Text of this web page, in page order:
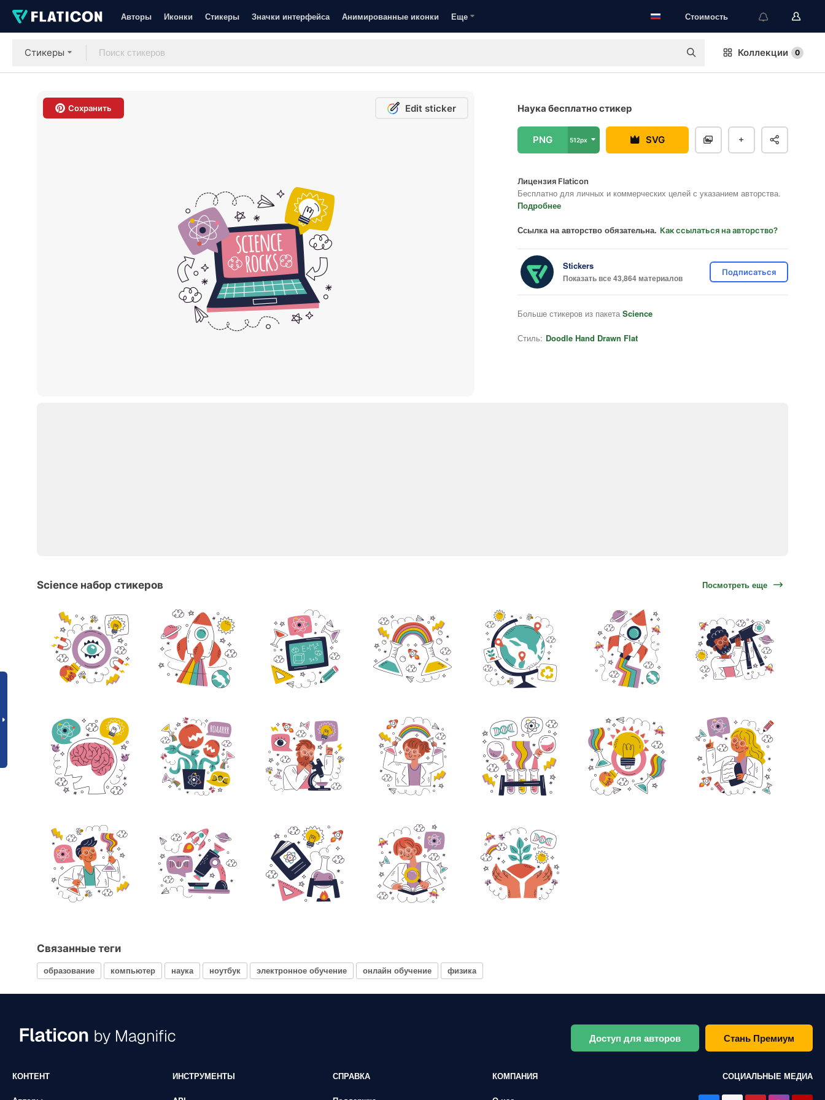
Авторы Иконки Стикеры Значки интерфейса Анимированные иконки Еще Стоимость
Стикеры Коллекции 0
Сохранить Edit sticker Наука бесплатно стикер
PNG 512px SVG
Лицензия Flaticon
Бесплатно для личных и коммерческих целей с указанием авторства.
Подробнее
Ссылка на авторство обязательна. Как ссылаться на авторство?
Stickers
Показать все 43,864 материалов
Подписаться
Больше стикеров из пакета Science
Стиль: Doodle Hand Drawn Flat
Science набор стикеров Посмотреть еще
Связанные теги
образование компьютер наука ноутбук электронное обучение онлайн обучение физика
Доступ для авторов Стань Премиум
КОНТЕНТ ИНСТРУМЕНТЫ СПРАВКА КОМПАНИЯ СОЦИАЛЬНЫЕ МЕДИА